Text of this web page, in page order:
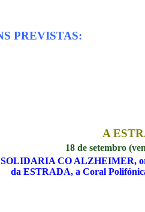
PREVISTAS:
A
18 de setembro
CO ALZHEIMER,
da ESTRADA, a Coral